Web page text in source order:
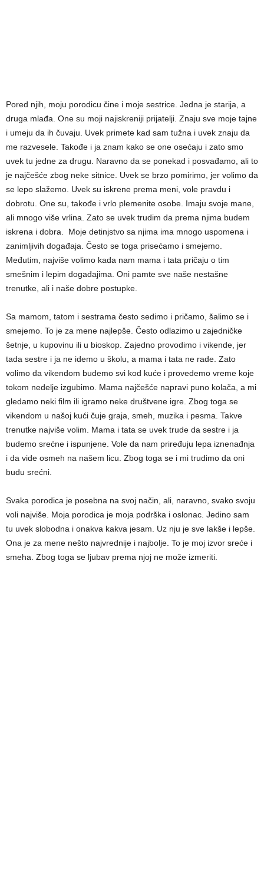
Pored njih, moju porodicu čine i moje sestrice. Jedna je starija, a
druga mlađa. One su moji najiskreniji prijatelji. Znaju sve moje tajne
i umeju da ih čuvaju. Uvek primete kad sam tužna i uvek znaju da
me razvesele. Takođe i ja znam kako se one osećaju i zato smo
uvek tu jedne za drugu. Naravno da se ponekad i posvađamo, ali to
je najčešće zbog neke sitnice. Uvek se brzo pomirimo, jer volimo da
se lepo slažemo. Uvek su iskrene prema meni, vole pravdu i
dobrotu. One su, takođe i vrlo plemenite osobe. Imaju svoje mane,
ali mnogo više vrlina. Zato se uvek trudim da prema njima budem
iskrena i dobra. Moje detinjstvo sa njima ima mnogo uspomena i
zanimljivih događaja. Često se toga prisećamo i smejemo.
Međutim, najviše volimo kada nam mama i tata pričaju o tim
smešnim i lepim događajima. Oni pamte sve naše nestašne
trenutke, ali i naše dobre postupke.
Sa mamom, tatom i sestrama često sedimo i pričamo, šalimo se i
smejemo. To je za mene najlepše. Često odlazimo u zajedničke
šetnje, u kupovinu ili u bioskop. Zajedno provodimo i vikende, jer
tada sestre i ja ne idemo u školu, a mama i tata ne rade. Zato
volimo da vikendom budemo svi kod kuće i provedemo vreme koje
tokom nedelje izgubimo. Mama najčešće napravi puno kolača, a mi
gledamo neki film ili igramo neke društvene igre. Zbog toga se
vikendom u našoj kući čuje graja, smeh, muzika i pesma. Takve
trenutke najviše volim. Mama i tata se uvek trude da sestre i ja
budemo srećne i ispunjene. Vole da nam priređuju lepa iznenađnja
i da vide osmeh na našem licu. Zbog toga se i mi trudimo da oni
budu srećni.
Svaka porodica je posebna na svoj način, ali, naravno, svako svoju
voli najviše. Moja porodica je moja podrška i oslonac. Jedino sam
tu uvek slobodna i onakva kakva jesam. Uz nju je sve lakše i lepše.
Ona je za mene nešto najvrednije i najbolje. To je moj izvor sreće i
smeha. Zbog toga se ljubav prema njoj ne može izmeriti.